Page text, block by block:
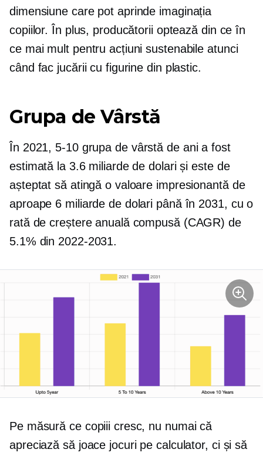
dimensiune care pot aprinde imaginația
copiilor. În plus, producătorii optează din ce în
ce mai mult pentru acțiuni sustenabile atunci
când fac jucării cu figurine din plastic.
Grupa de Vârstă
În 2021, 5-10grupa de vârstă de ani a fost
estimată la 3.6 miliarde de dolari și este de
așteptat să atingă o valoare impresionantă de
aproape 6 miliarde de dolari până în 2031, cu o
rată de creștere anuală compusă (CAGR) de
5.1% din 2022-2031.
Pe măsură ce copiii cresc, nu numai că
apreciază să joace jocuri pe calculator, ci și să